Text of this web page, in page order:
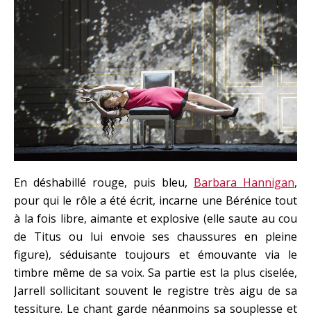
En déshabillé rouge, puis bleu, Barbara Hannigan,
pour qui le rôle a été écrit, incarne une Bérénice tout
à la fois libre, aimante et explosive (elle saute au cou
de Titus ou lui envoie ses chaussures en pleine
figure), séduisante toujours et émouvante via le
timbre même de sa voix. Sa partie est la plus ciselée,
Jarrell sollicitant souvent le registre très aigu de sa
tessiture. Le chant garde néanmoins sa souplesse et